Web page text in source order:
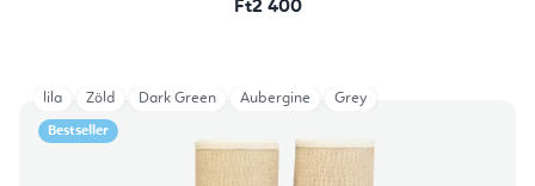
Ft2 400
Bestseller
lila Zöld Dark Green Aubergine Grey